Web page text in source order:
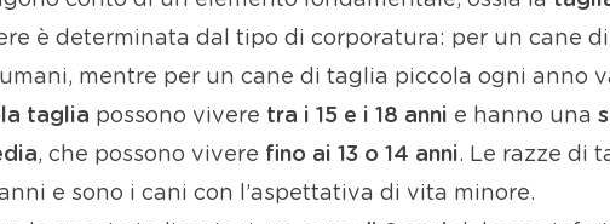
è determinata dal tipo di corporatura: per un cane
mentre per un cane di taglia piccola ogni anno
taglia possono vivere tra i 15 e i 18 anni e hanno una
, che possono vivere fino ai 13 o 14 anni. Le razze di
e sono i cani con l’aspettativa di vita minore.